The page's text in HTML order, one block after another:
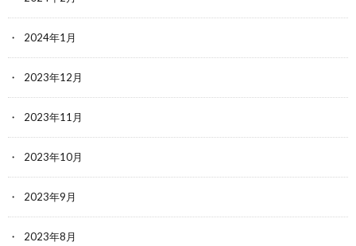
2024年1月
2023年12月
2023年11月
2023年10月
2023年9月
2023年8月